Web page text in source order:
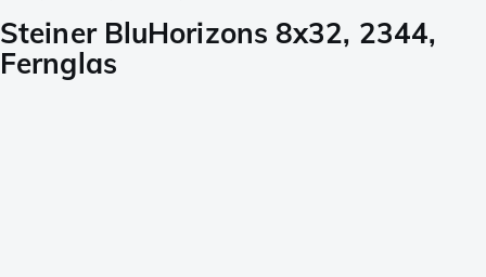
Steiner BluHorizons 8x32, 2344,
Fernglas